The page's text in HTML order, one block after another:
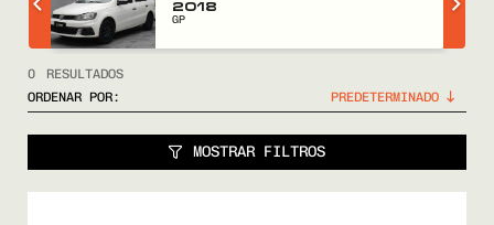
0
RESULTADOS
ORDENAR POR:
MOSTRAR FILTROS